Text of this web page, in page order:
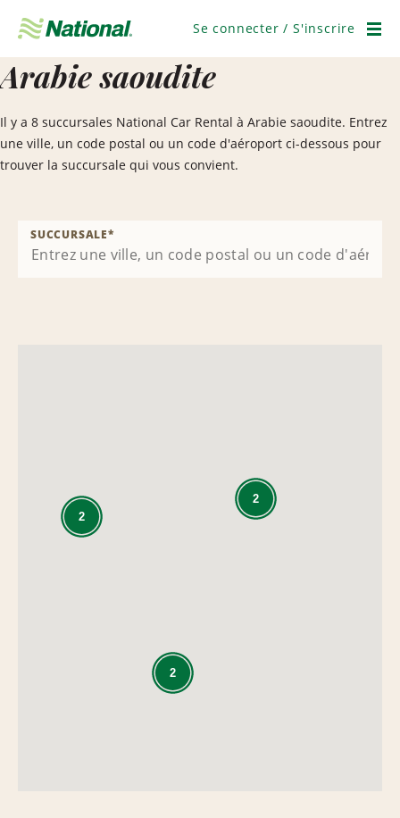
navigation
Se connecter / S'inscrire
Arabie saoudite
Il y a 8 succursales National Car Rental à Arabie saoudite. Entrez
une ville, un code postal ou un code d'aéroport ci-dessous pour
trouver la succursale qui vous convient.
SUCCURSALE*
2
2
2